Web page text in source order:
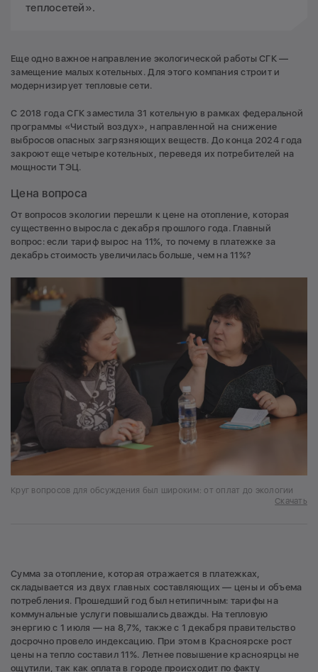
теплосетей».
Еще одно важное направление экологической работы СГК —
замещение малых котельных. Для этого компания строит и
модернизирует тепловые сети.
С 2018 года СГК заместила 31 котельную в рамках федеральной
программы «Чистый воздух», направленной на снижение
выбросов опасных загрязняющих веществ. До конца 2024 года
закроют еще четыре котельных, переведя их потребителей на
мощности ТЭЦ.
Цена вопроса
От вопросов экологии перешли к цене на отопление, которая
существенно выросла с декабря прошлого года. Главный
вопрос: если тариф вырос на 11%, то почему в платежке за
декабрь стоимость увеличилась больше, чем на 11%?
Круг вопросов для обсуждения был широким: от оплат до экологии
Скачать
Сумма за отопление, которая отражается в платежках,
складывается из двух главных составляющих — цены и объема
потребления. Прошедший год был нетипичным: тарифы на
коммунальные услуги повышались дважды. На тепловую
энергию с 1 июля — на 8,7%, также с 1 декабря правительство
досрочно провело индексацию. При этом в Красноярске рост
цены на тепло составил 11%. Летнее повышение красноярцы не
ощутили, так как оплата в городе происходит по факту